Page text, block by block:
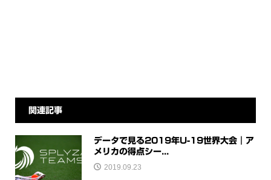
関連記事
データで見る2019年U-19世界大会｜ア
メリカの得点シー...
2019.09.23